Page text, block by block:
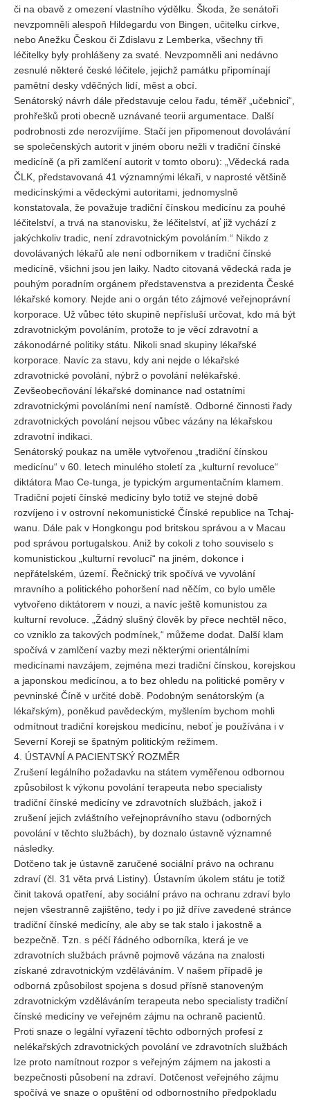
či na obavě z omezení vlastního výdělku. Škoda, že senátoři
nevzpomněli alespoň Hildegardu von Bingen, učitelku církve,
nebo Anežku Českou či Zdislavu z Lemberka, všechny tři
léčitelky byly prohlášeny za svaté. Nevzpomněli ani nedávno
zesnulé některé české léčitele, jejichž památku připomínají
pamětní desky vděčných lidí, měst a obcí.
Senátorský návrh dále představuje celou řadu, téměř „učebnici“,
prohřešků proti obecně uznávané teorii argumentace. Další
podrobnosti zde nerozvíjíme. Stačí jen připomenout dovolávání
se společenských autorit v jiném oboru nežli v tradiční čínské
medicíně (a při zamlčení autorit v tomto oboru): „Vědecká rada
ČLK, představovaná 41 významnými lékaři, v naprosté většině
medicínskými a vědeckými autoritami, jednomyslně
konstatovala, že považuje tradiční čínskou medicínu za pouhé
léčitelství, a trvá na stanovisku, že léčitelství, ať již vychází z
jakýchkoliv tradic, není zdravotnickým povoláním.“ Nikdo z
dovolávaných lékařů ale není odborníkem v tradiční čínské
medicíně, všichni jsou jen laiky. Nadto citovaná vědecká rada je
pouhým poradním orgánem představenstva a prezidenta České
lékařské komory. Nejde ani o orgán této zájmové veřejnoprávní
korporace. Už vůbec této skupině nepřísluší určovat, kdo má být
zdravotnickým povoláním, protože to je věcí zdravotní a
zákonodárné politiky státu. Nikoli snad skupiny lékařské
korporace. Navíc za stavu, kdy ani nejde o lékařské
zdravotnické povolání, nýbrž o povolání nelékařské.
Zevšeobecňování lékařské dominance nad ostatními
zdravotnickými povoláními není namístě. Odborné činnosti řady
zdravotnických povolání nejsou vůbec vázány na lékařskou
zdravotní indikaci.
Senátorský poukaz na uměle vytvořenou „tradiční čínskou
medicínu“ v 60. letech minulého století za „kulturní revoluce“
diktátora Mao Ce-tunga, je typickým argumentačním klamem.
Tradiční pojetí čínské medicíny bylo totiž ve stejné době
rozvíjeno i v ostrovní nekomunistické Čínské republice na Tchaj-
wanu. Dále pak v Hongkongu pod britskou správou a v Macau
pod správou portugalskou. Aniž by cokoli z toho souviselo s
komunistickou „kulturní revolucí“ na jiném, dokonce i
nepřátelském, území. Řečnický trik spočívá ve vyvolání
mravního a politického pohoršení nad něčím, co bylo uměle
vytvořeno diktátorem v nouzi, a navíc ještě komunistou za
kulturní revoluce. „Žádný slušný člověk by přece nechtěl něco,
co vzniklo za takových podmínek,“ můžeme dodat. Další klam
spočívá v zamlčení vazby mezi některými orientálními
medicínami navzájem, zejména mezi tradiční čínskou, korejskou
a japonskou medicínou, a to bez ohledu na politické poměry v
pevninské Číně v určité době. Podobným senátorským (a
lékařským), poněkud pavědeckým, myšlením bychom mohli
odmítnout tradiční korejskou medicínu, neboť je používána i v
Severní Koreji se špatným politickým režimem.
4. ÚSTAVNÍ A PACIENTSKÝ ROZMĚR
Zrušení legálního požadavku na státem vyměřenou odbornou
způsobilost k výkonu povolání terapeuta nebo specialisty
tradiční čínské medicíny ve zdravotních službách, jakož i
zrušení jejich zvláštního veřejnoprávního stavu (odborných
povolání v těchto službách), by doznalo ústavně významné
následky.
Dotčeno tak je ústavně zaručené sociální právo na ochranu
zdraví (čl. 31 věta prvá Listiny). Ústavním úkolem státu je totiž
činit taková opatření, aby sociální právo na ochranu zdraví bylo
nejen všestranně zajištěno, tedy i po již dříve zavedené stránce
tradiční čínské medicíny, ale aby se tak stalo i jakostně a
bezpečně. Tzn. s péčí řádného odborníka, která je ve
zdravotních službách právně pojmově vázána na znalosti
získané zdravotnickým vzděláváním. V našem případě je
odborná způsobilost spojena s dosud přísně stanoveným
zdravotnickým vzděláváním terapeuta nebo specialisty tradiční
čínské medicíny ve veřejném zájmu na ochraně pacientů.
Proti snaze o legální vyřazení těchto odborných profesí z
nelékařských zdravotnických povolání ve zdravotních službách
lze proto namítnout rozpor s veřejným zájmem na jakosti a
bezpečnosti působení na zdraví. Dotčenost veřejného zájmu
spočívá ve snaze o opuštění od odbornostního předpokladu